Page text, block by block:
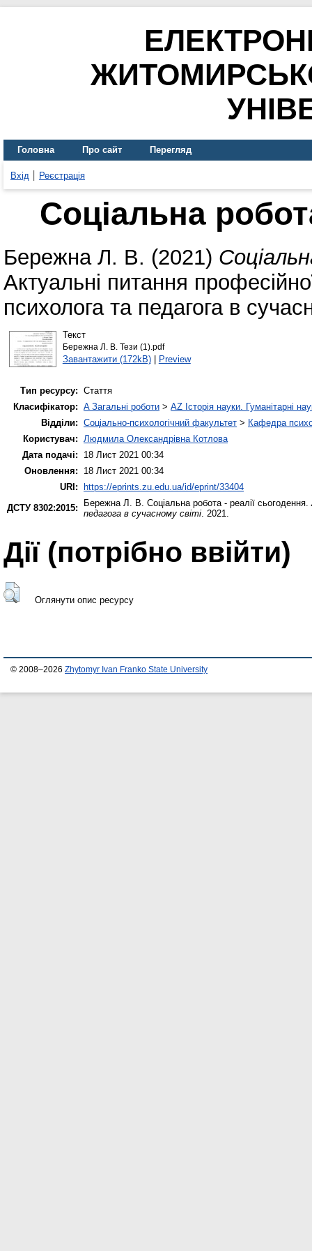
Головна Про сайт Перегляд
Вхід Реєстрація
Соціальна
Бережна Л. В. (2021)
Актуальні питання
психолога та педагога в
Текст
Бережна Л. В. Тези (1).pdf
Завантажити (172kB)| Preview
Тип ресурсу: Стаття
Класифікатор: A Загальні роботи > AZ Історія науки. Гуманітарні
Відділи: Соціально-психологічний факультет > Кафедра
Користувач: Людмила Олександрівна Котлова
Дата подачі:
18 Лист 2021 00:34
Оновлення:
18 Лист 2021 00:34
URI:
https://eprints.zu.edu.ua/id/eprint/33404
ДСТУ 8302:2015:
Бережна Л. В. Соціальна робота - реалії сьогодення.
педагога в сучасному світі. 2021.
Дії ​​(потрібно ввійти)
Оглянути опис ресурсу
© 2008–2026 Zhytomyr Ivan Franko State University